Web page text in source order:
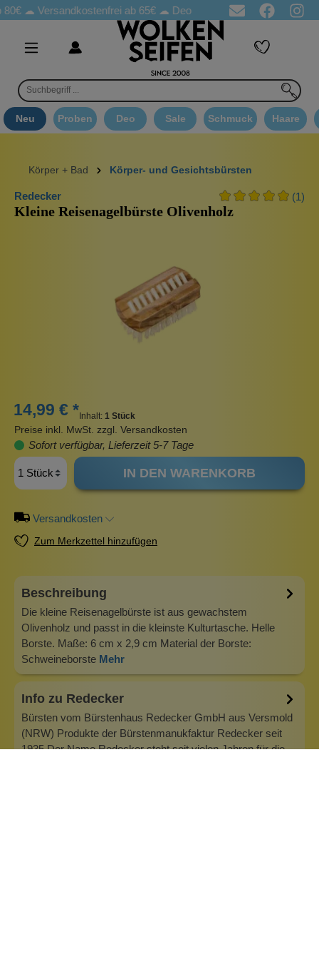
Versandkostenfrei ab 65€☁ Deo Proben in jeder Bestellung
Neu Proben Deo Sale Schmuck Haare
Körper + Bad Körper- und Gesichtsbürsten
Redecker (1)
Kleine Reisenagelbürste Olivenholz
14,99 € * Inhalt: 1 Stück
Preise inkl. MwSt. zzgl. Versandkosten
Sofort verfügbar, Lieferzeit 5-7 Tage
IN DEN WARENKORB
Versandkosten
Zum Merkzettel hinzufügen
Beschreibung
Die kleine Reisenagelbürste ist aus gewachstem
Olivenholz und passt in die kleinste Kulturtasche. Helle
Borste. Maße: 6 cm x 2,9 cm Material der Borste:
Schweineborste Mehr
Info zu Redecker
Bürsten vom Bürstenhaus Redecker GmbH aus Versmold
(NRW) Produkte der Bürstenmanukfaktur Redecker seit
1935 Der Name Redecker steht seit vielen Jahren für die